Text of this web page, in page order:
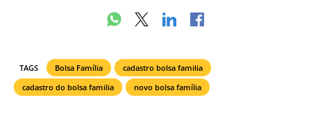
TAGS Bolsa Família
cadastro bolsa familia
cadastro do bolsa familia
novo bolsa família